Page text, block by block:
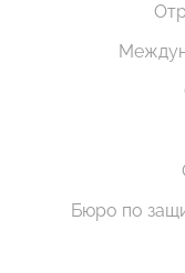
Бюро по